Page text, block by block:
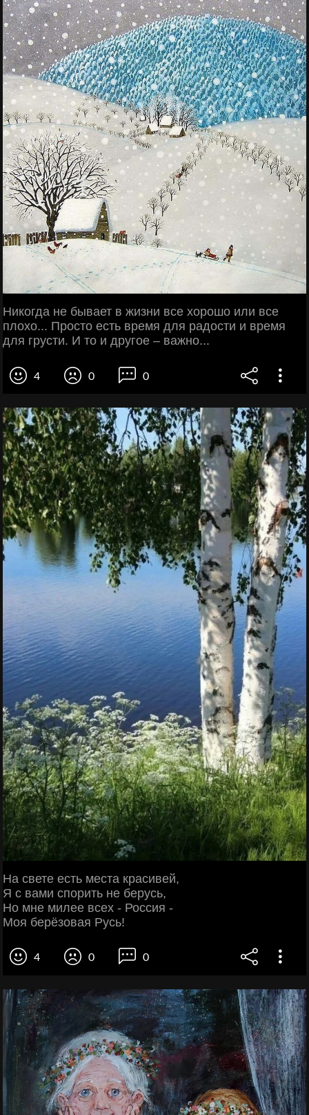
Никогда не бывает в жизни все хорошо или все
плохо... Просто есть время для радости и время
для грусти. И то и другое – важно...
4 0 0
На свете есть места красивей,
Я с вами спорить не берусь,
Но мне милее всех - Россия -
Моя берёзовая Русь!
4 0 0